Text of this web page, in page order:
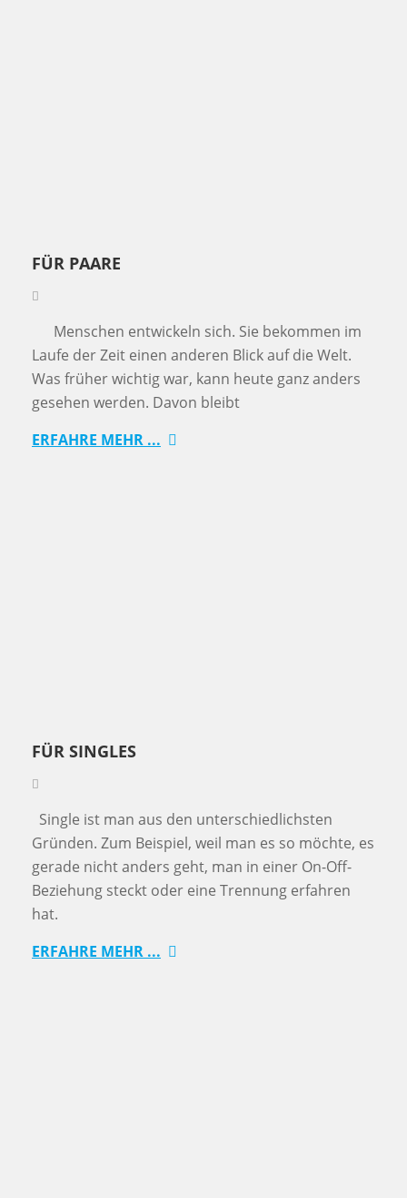
FÜR PAARE
Menschen entwickeln sich. Sie bekommen im
Laufe der Zeit einen anderen Blick auf die Welt.
Was früher wichtig war, kann heute ganz anders
gesehen werden. Davon bleibt
ERFAHRE MEHR ...
FÜR SINGLES
Single ist man aus den unterschiedlichsten
Gründen. Zum Beispiel, weil man es so möchte, es
gerade nicht anders geht, man in einer On-Off-
Beziehung steckt oder eine Trennung erfahren
hat.
ERFAHRE MEHR ...